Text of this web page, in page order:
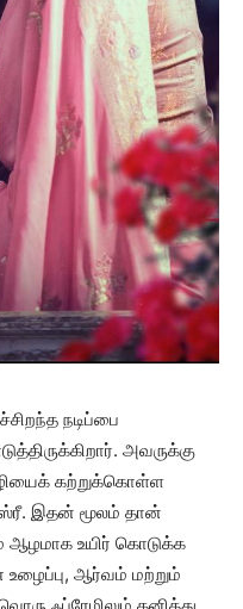
நடிப்பை
அவருக்கு
கற்றுக்கொள்ள
இதன் மூலம் தான்
ஆழமாக உயிர் கொடுக்க
உழைப்பு, ஆர்வம் மற்றும்